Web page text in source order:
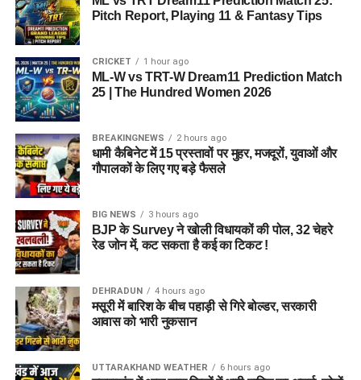
जेल नहीं, रेजिडेंशियल कॉम्प्लेक्स जैसा
होगा माहौल
आलंबन गांव की सबसे खास बात यही होगी कि यहां रहने वाली महिलाओं
और बच्चों को यह महसूस न हो कि वे किसी जेल या बंद संस्थान में रह रहे
हैं। इसके बजाय पूरा परिसर एक रेजिडेंशियल कॉम्प्लेक्स की तरह विकसित
किया जाएगा, जहां सुरक्षा के साथ रहने, पढ़ाई, दैनिक जीवन और सामाजिक
विकास से जुड़ी सुविधाएं उपलब्ध होंगी।
परिसर को आधुनिक सुविधाओं से लैस करने की योजना है। यहां आंगनबाड़ी
केंद्र भी खोले जाएंगे। जरूरत पड़ने पर प्राथमिक विद्यालय की सुविधा भी
Pitch Report, Playing 11 & Fantasy Tips
CRICKET 1 hour ago
ML-W vs TRT-W Dream11 Prediction Match
25 | The Hundred Women 2026
BREAKINGNEWS 2 hours ago
धामी कैबिनेट में 15 प्रस्तावों पर मुहर, मजदूरों, युवाओं और
गौपालकों के लिए गए बड़े फैसले
BIG NEWS 3 hours ago
BJP के Survey ने खोली विधायकों की पोल, 32 चेहरे
रेड जोन में, कट सकता है कई का टिकट !
DEHRADUN 4 hours ago
मसूरी में बारिश के बीच पहाड़ी से गिरे बोल्डर, सरकारी
आवास को भारी नुकसान
UTTARAKHAND WEATHER 6 hours ago